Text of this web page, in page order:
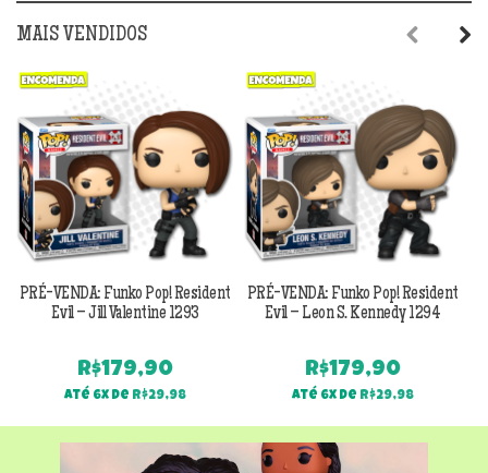
MAIS VENDIDOS
PRÉ-VENDA: Funko Pop! Resident
Evil – Jill Valentine 1293
R$179,90
Até 6x de R$29,98
PRÉ-VENDA: Funko Pop! Resident
Evil – Leon S. Kennedy 1294
R$179,90
Até 6x de R$29,98